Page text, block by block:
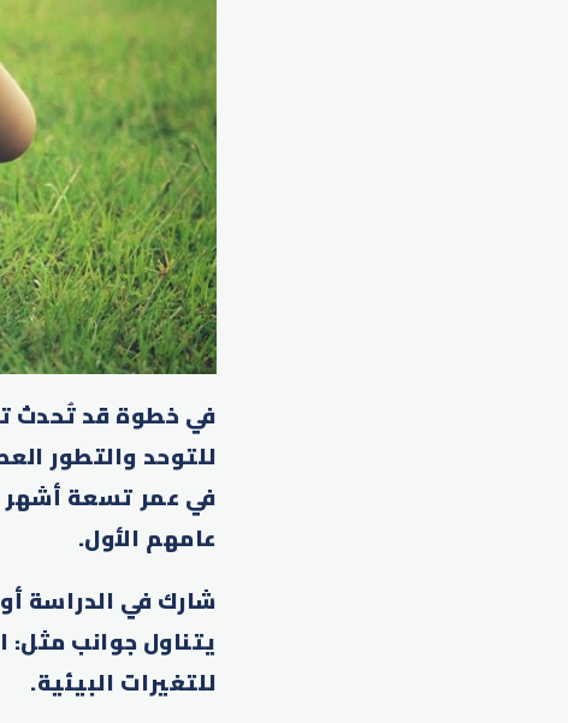
في خطوة قد تُحدث
للتوحد والتطور
في عمر تسعة أشهر
عامهم الأول.
يتناول جوانب مثل:
للتغيرات البيئية.